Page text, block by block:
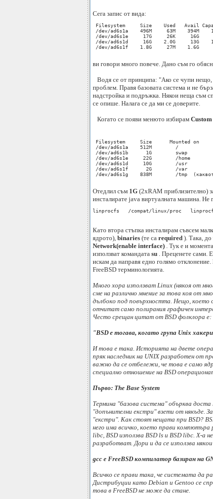
Сега запис от вида:
Filesystem     Size    Used   Avail
/dev/ad6s1a    496M     63M    394M
/dev/ad6s1e     17G     26K     16G
/dev/ad6s1d     16G    2.0G     13G
/dev/ad6s1f    1.8G     27M    1.6G
ви говори много повече. Дано съм го
Водя се от принципа: "Ако се чупи нещо,
проблем. Правя базовата система и не
надстройка и подръжка. Някои неща съм
се опише. Налага се да ми се доверите.
Когато се появи менюто избирам Custom
Filesystem     Size      Mounted on
/dev/ad6s1a    512M        /
/dev/ad6s1b      1G        swap
/dev/ad6s1e     22G        /home
/dev/ad6s1d     10G        /usr
/dev/ad6s1f      2G        /var
/dev/ad6s1g    838M        /tmp  (каквото
Отедлил съм 1G (2хRAM приблизително)
инсталирате java виртуалната машина. Не
linprocfs   /compat/linux/proc
Като втора стъпка инсталирам съвсем
ядрото), binaries (те са required ). Така,
Network(enable interface) . Тук е и
използват командата su . Преценете сами.
искам да направя едно голямо
FreeBSD терминологията.
Мнoго хора използват Linux (някоя от
сме на различно мнение за това коя от
дълбоко под повърхността. Нещо, което
отчитат само полирания графичен
Често срещан цитат от BSD фолклора е:
"BSD е тогава, когато група Unix
И това е така. Историята на двете
пряк наследник на UNIX разработен от
важно да се отбележи, че това е само
специално отношение на BSD
Първо: The Base System
Термина "базова система" обърква
"допънителни екстри" взети от някъде.
"екстри". Как стоят нещата при BSD?
него има всичко, което прави
libc, BSD използва BSD ls и BSD libc. X-a
разработват. Дори и да се използва
gcc e FreeBSD компилатор базиран на
Всичко се прави така, че системата да
Дистрибуции като Debian и Gentoo се
това в FreeBSD не може да стане.